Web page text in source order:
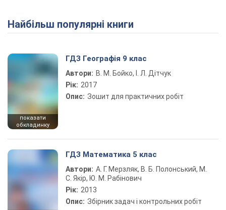
Play Video
Найбільш популярні книги
показати
обкладинку
ГДЗ Географія 9 клас
Автори: В. М. Бойко, І. Л. Дітчук
Рік: 2017
Опис: Зошит для практичних робіт
ГДЗ Математика 5 клас
Автори: А. Г. Мерзляк, В. Б. Полонський, М.
С. Якір, Ю. М. Рабінович
Рік: 2013
Опис: Збірник задач і контрольних робіт